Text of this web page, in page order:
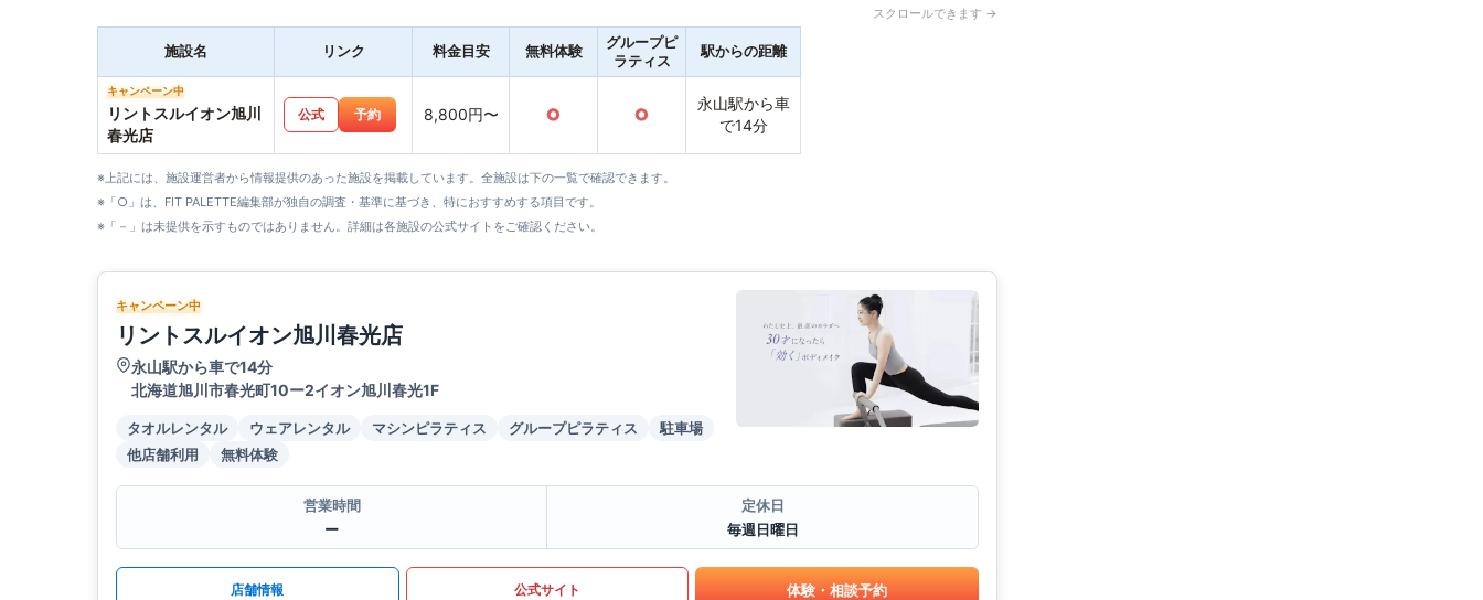
スクロールできます →
施設名 リンク 料金目安 無料体験
グループピ
ラティス
駅からの距離
キャンペーン中
リントスルイオン旭川
春光店
公式 予約 8,800円〜 ○ ○
永山駅から車
で14分
※上記には、施設運営者から情報提供のあった施設を掲載しています。全施設は下の一覧で確認できます。
※「○」は、FIT PALETTE編集部が独自の調査・基準に基づき、特におすすめする項目です。
※「－」は未提供を示すものではありません。詳細は各施設の公式サイトをご確認ください。
キャンペーン中
リントスルイオン旭川春光店
永山駅から車で14分
北海道旭川市春光町10ー2イオン旭川春光1F
タオルレンタル ウェアレンタル マシンピラティス グループピラティス
駐車場
他店舗利用
無料体験
営業時間
ー
定休日
毎週日曜日
店舗情報 公式サイト 体験・相談予約